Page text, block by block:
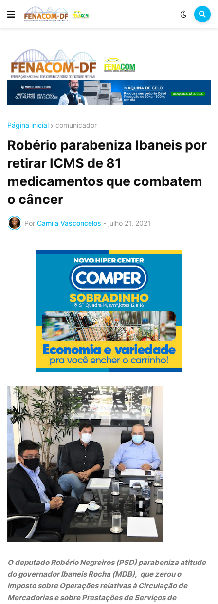
Página inicial comunicador
Robério parabeniza Ibaneis por
retirar ICMS de 81
medicamentos que combatem
o câncer
Por Camila Vasconcelos - julho 21, 2021
O deputado Robério Negreiros (PSD) parabeniza atitude
do governador Ibaneis Rocha (MDB), que zerou o
Imposto sobre Operações relativas à Circulação de
Mercadorias e sobre Prestações de Serviços de